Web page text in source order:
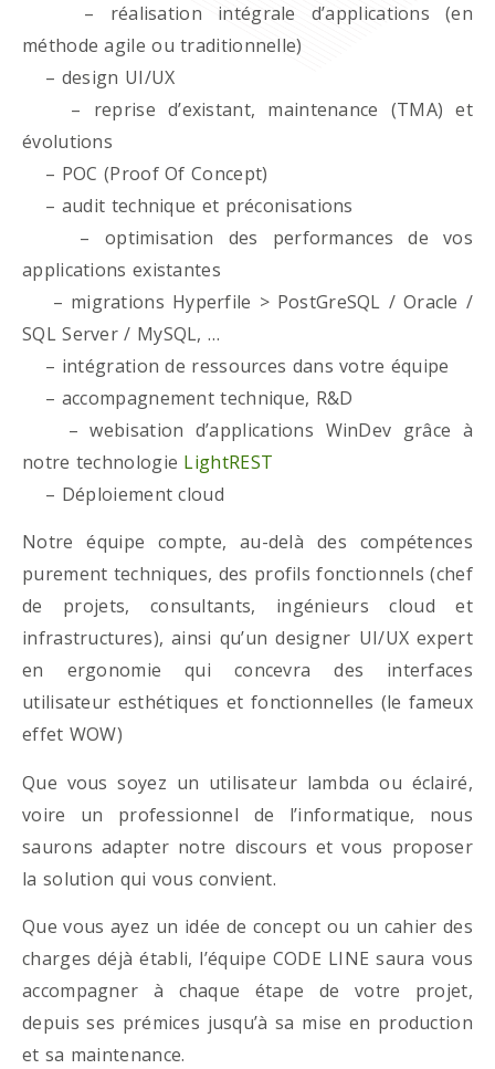
– réalisation intégrale d’applications (en
méthode agile ou traditionnelle)
– design UI/UX
– reprise d’existant, maintenance (TMA) et
évolutions
– POC (Proof Of Concept)
– audit technique et préconisations
– optimisation des performances de vos
applications existantes
– migrations Hyperfile > PostGreSQL / Oracle /
SQL Server / MySQL, …
– intégration de ressources dans votre équipe
– accompagnement technique, R&D
– webisation d’applications WinDev grâce à
notre technologie LightREST
– Déploiement cloud
Notre équipe compte, au-delà des compétences
purement techniques, des profils fonctionnels (chef
de projets, consultants, ingénieurs cloud et
infrastructures), ainsi qu’un designer UI/UX expert
en ergonomie qui concevra des interfaces
utilisateur esthétiques et fonctionnelles (le fameux
effet WOW)
Que vous soyez un utilisateur lambda ou éclairé,
voire un professionnel de l’informatique, nous
saurons adapter notre discours et vous proposer
la solution qui vous convient.
Que vous ayez un idée de concept ou un cahier des
charges déjà établi, l’équipe CODE LINE saura vous
accompagner à chaque étape de votre projet,
depuis ses prémices jusqu’à sa mise en production
et sa maintenance.